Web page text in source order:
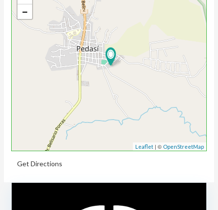
−
Leaflet | © OpenStreetMap
Get Directions